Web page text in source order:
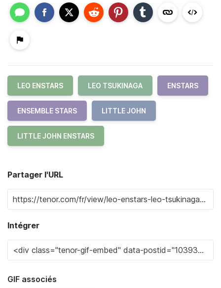
LEO ENSTARS LEO TSUKINAGA ENSTARS
ENSEMBLE STARS LITTLE JOHN
LITTLE JOHN ENSTARS
Partager l'URL
Intégrer
GIF associés